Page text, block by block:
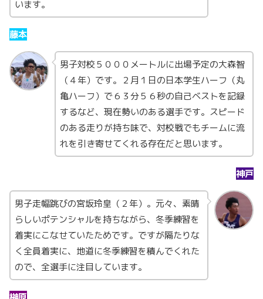
います。
藤本
男子対校５０００メートルに出場予定の大森智
（４年）です。２月１日の日本学生ハーフ（丸
亀ハーフ）で６３分５６秒の自己ベストを記録
するなど、現在勢いのある選手です。スピード
のある走りが持ち味で、対校戦でもチームに流
れを引き寄せてくれる存在だと思います。
神戸
男子走幅跳びの宮坂玲皇（２年）。元々、素晴
らしいポテンシャルを持ちながら、冬季練習を
着実にこなせていたためです。ですが隔たりな
く全員着実に、地道に冬季練習を積んでくれた
ので、全選手に注目しています。